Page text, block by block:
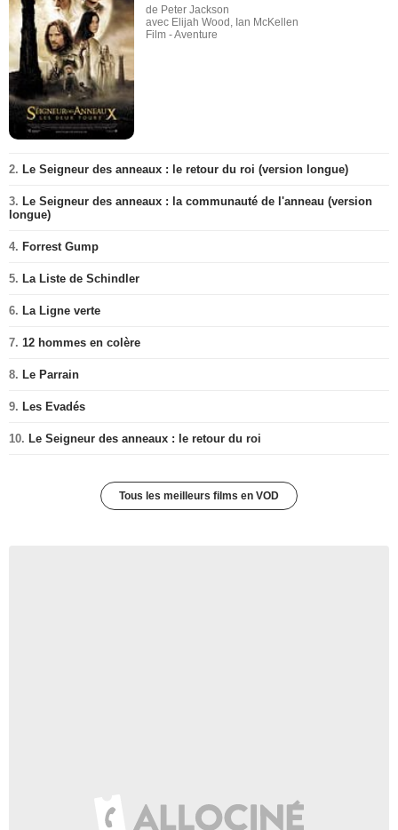
de Peter Jackson
avec Elijah Wood, Ian McKellen
Film - Aventure
2. Le Seigneur des anneaux : le retour du roi (version longue)
3. Le Seigneur des anneaux : la communauté de l'anneau (version
longue)
4. Forrest Gump
5. La Liste de Schindler
6. La Ligne verte
7. 12 hommes en colère
8. Le Parrain
9. Les Evadés
10. Le Seigneur des anneaux : le retour du roi
Tous les meilleurs films en VOD